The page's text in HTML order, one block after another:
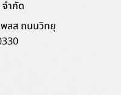
จำกัด
พลส ถนนวิทยุ